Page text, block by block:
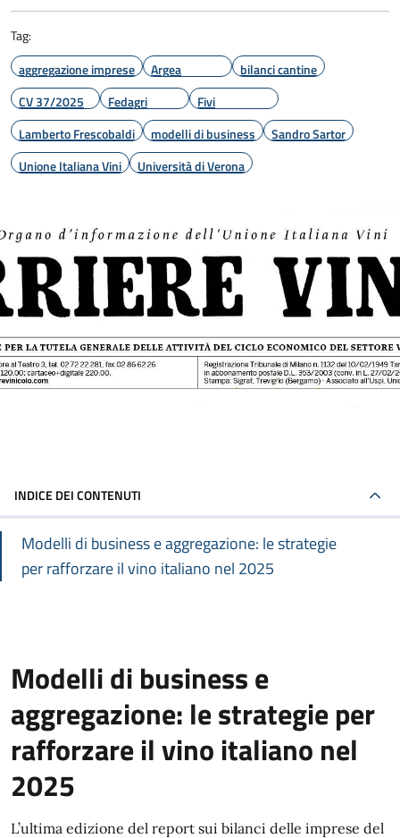
Tag:
aggregazione imprese
Argea
bilanci cantine
CV 37/2025
Fedagri
Fivi
Lamberto Frescobaldi
modelli di business
Sandro Sartor
Unione Italiana Vini
Università di Verona
INDICE DEI CONTENUTI
Modelli di business e aggregazione: le strategie
per rafforzare il vino italiano nel 2025
Modelli di business e
aggregazione: le strategie per
rafforzare il vino italiano nel
2025
L’ultima edizione del report sui bilanci delle imprese del